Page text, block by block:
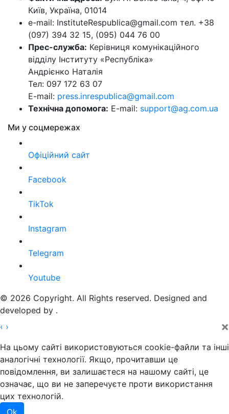
Київ, Україна, 01014
e-mail: InstituteRespublica@gmail.com тел. +38
(097) 394 32 15, (095) 044 76 00
Прес-служба: Керівниця комунікаційного
відділу Інституту «Республіка»
Андрієнко Наталія
Тел: 097 172 63 07
E-mail: press.inrespublica@gmail.com
Технічна допомога: E-mail: support@ag.com.ua
Ми у соцмережах
Офіційний сайт
Facebook
TikTok
Instagram
Telegram
Youtube
© 2026 Copyright. All Rights reserved. Designed and
developed by .
‹ › ×
На цьому сайті використовуються cookie-файли та інші
аналогічні технології. Якщо, прочитавши це
повідомлення, ви залишаєтеся на нашому сайті, це
означає, що ви не заперечуєте проти використання
цих технологій.
Ok